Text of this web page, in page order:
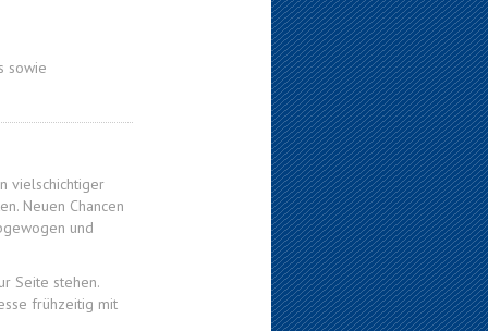
sowie
vielschichtiger
Neuen Chancen
und
Seite stehen.
frühzeitig mit